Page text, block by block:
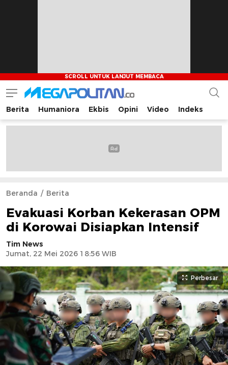
Megapolitan.co
Menyajikan berita-berita fakta bagi pembaca
Berita Humaniora Ekbis Opini Video Indeks
Beranda Berita
Evakuasi Korban Kekerasan OPM
di Korowai Disiapkan Intensif
Tim News
Jumat, 22 Mei 2026 18:56 WIB
Perbesar